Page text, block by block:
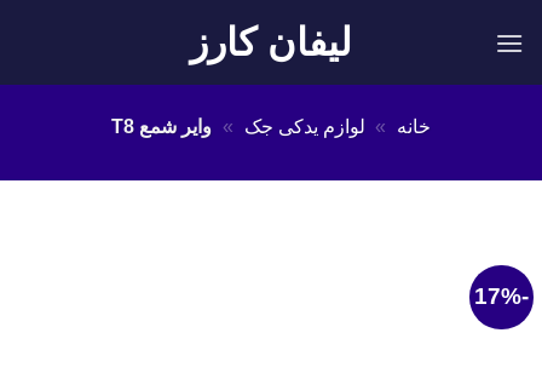
لیفان کارز
خانه » لوازم یدکی جک » وایر شمع T8
-17%